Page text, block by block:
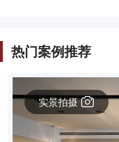
热门案例推荐
实景拍摄